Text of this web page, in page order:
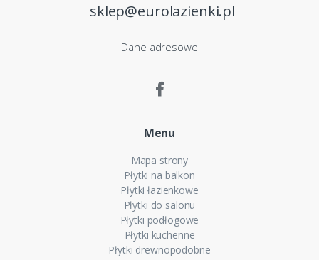
sklep@eurolazienki.pl
Dane adresowe
Menu
Mapa strony
Płytki na balkon
Płytki łazienkowe
Płytki do salonu
Płytki podłogowe
Płytki kuchenne
Płytki drewnopodobne